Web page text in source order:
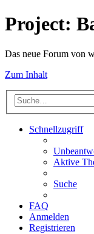
Project:
Das neue Forum von
Zum Inhalt
Schnellzugriff
Aktive
Suche
FAQ
Anmelden
Registrieren